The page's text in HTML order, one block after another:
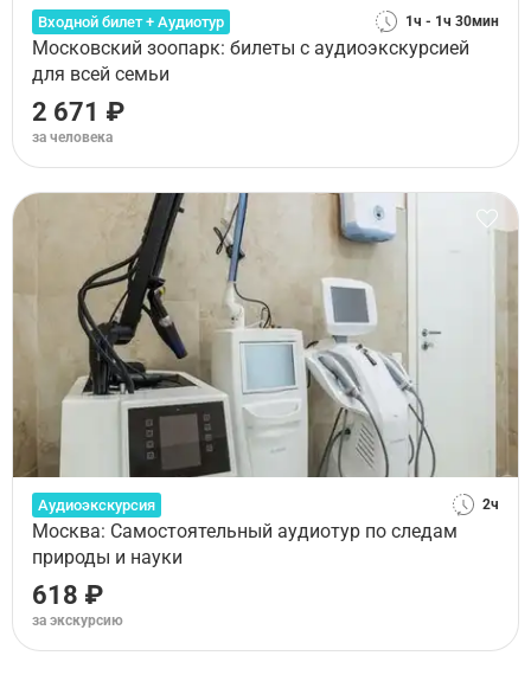
Входной билет + Аудиотур 1ч - 1ч 30мин
Московский зоопарк: билеты с аудиоэкскурсией
для всей семьи
2 671 ₽
за человека
Аудиоэкскурсия 2ч
Москва: Самостоятельный аудиотур по следам
природы и науки
618 ₽
за экскурсию